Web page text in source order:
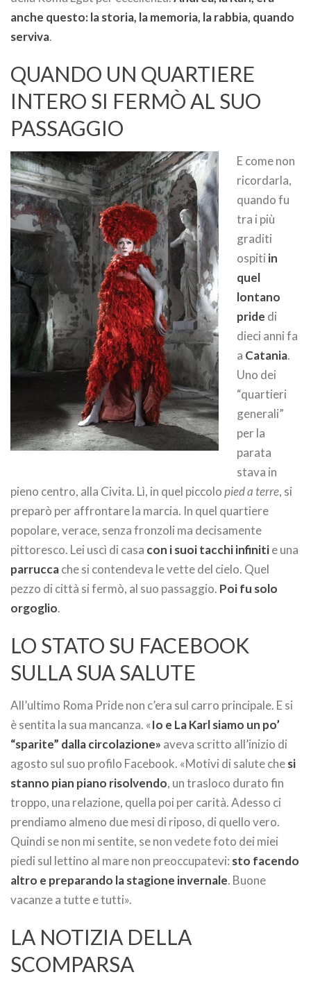
anche questo: la storia, la memoria, la rabbia, quando
serviva.
QUANDO UN QUARTIERE
INTERO SI FERMÒ AL SUO
PASSAGGIO
E come non
ricordarla,
quando fu
tra i più
graditi
ospiti in
quel
lontano
pride di
dieci anni fa
a Catania.
Uno dei
“quartieri
generali”
per la
parata
stava in
pieno centro, alla Civita. Lì, in quel piccolopied a terre, si
preparò per affrontare la marcia. In quel quartiere
popolare, verace, senza fronzoli ma decisamente
pittoresco. Lei uscì di casa con i suoi tacchi infinitie una
parruccache si contendeva le vette del cielo. Quel
pezzo di città si fermò, al suo passaggio. Poi fu solo
orgoglio.
LO STATO SU FACEBOOK
SULLA SUA SALUTE
All’ultimo Roma Pride non c’era sul carro principale. E si
è sentita la sua mancanza. «Io e La Karl siamo un po’
“sparite” dalla circolazione» aveva scritto all’inizio di
agosto sul suo profilo Facebook. «Motivi di salute chesi
stanno pian piano risolvendo, un trasloco durato fin
troppo, una relazione, quella poi per carità. Adesso ci
prendiamo almeno due mesi di riposo, di quello vero.
Quindi se non mi sentite, se non vedete foto dei miei
piedi sul lettino al mare non preoccupatevi: sto facendo
altro e preparando la stagione invernale. Buone
vacanze a tutte e tutti».
LA NOTIZIA DELLA
SCOMPARSA